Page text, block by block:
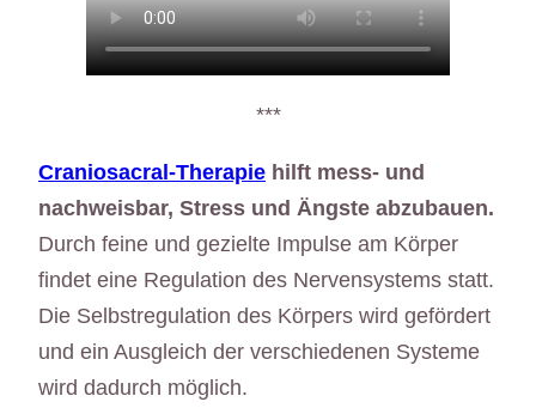
***
Craniosacral-Therapie hilft mess- und
nachweisbar, Stress und Ängste abzubauen.
Durch feine und gezielte Impulse am Körper
findet eine Regulation des Nervensystems statt.
Die Selbstregulation des Körpers wird gefördert
und ein Ausgleich der verschiedenen Systeme
wird dadurch möglich.